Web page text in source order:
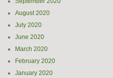
August 2020
July 2020
June 2020
March 2020
February 2020
January 2020